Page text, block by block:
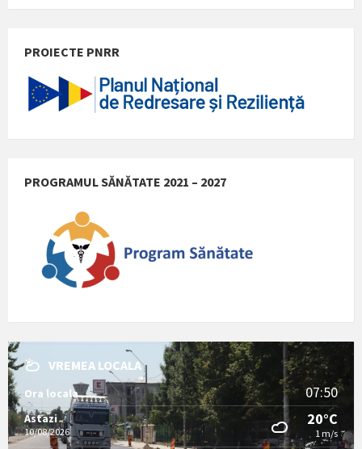
PROIECTE PNRR
PROGRAMUL SĂNĂTATE 2021 – 2027
VREMEA LOCALA
Ora locala 07:50
Astazi
10/08/2026
20°C
1 m/s